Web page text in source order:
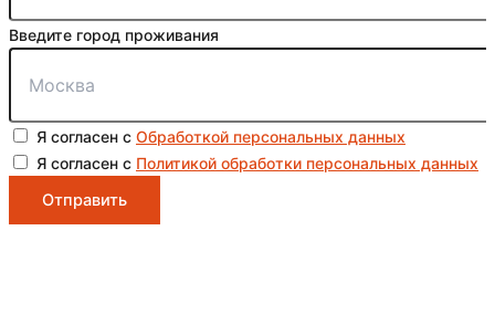
Введите город проживания
Я согласен с Обработкой персональных данных
Я согласен с Политикой обработки персональных данных
Отправить